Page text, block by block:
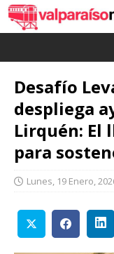
Desafío
despliega
Lirquén: El
para
Lunes, 19 Enero,